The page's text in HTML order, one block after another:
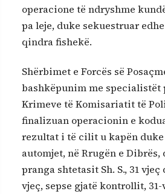
operacione të ndryshme
pa leje, duke sekuestruar
qindra fishekë.
Shërbimet e Forcës së
bashkëpunim me specialistët
Krimeve të Komisariatit të
finalizuan operacionin e
rezultat i të cilit u kapën
automjet, në Rrugën e Dibrës,
pranga shtetasit Sh. S., 31 vjeç
vjeç, sepse gjatë kontrollit,